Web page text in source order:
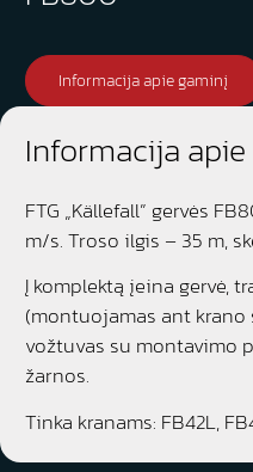
Informacija apie gaminį
Informacija
FTG „Källefall” gervės
m/s. Troso ilgis – 35 m,
Į komplektą įeina gervė,
(montuojamas ant
vožtuvas su montavimo
žarnos.
Tinka kranams: FB42L,